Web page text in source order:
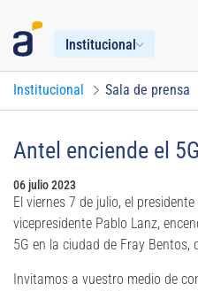
Institucional
Institucional Sala de prensa
Antel enciende el
06 julio 2023
El viernes 7 de julio, el
vicepresidente Pablo Lanz,
5G en la ciudad de Fray Bentos,
Invitamos a vuestro medio de